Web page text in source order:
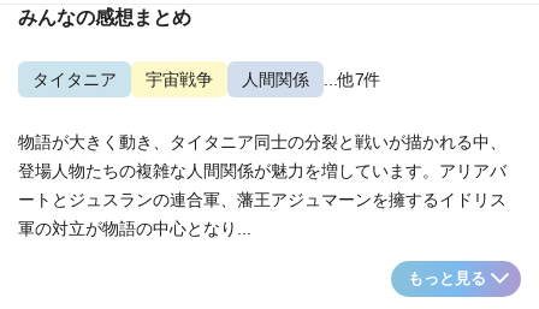
みんなの感想まとめ
タイタニア 宇宙戦争 人間関係 ...他7件
物語が大きく動き、タイタニア同士の分裂と戦いが描かれる中、
登場人物たちの複雑な人間関係が魅力を増しています。アリアバ
ートとジュスランの連合軍、藩王アジュマーンを擁するイドリス
軍の対立が物語の中心となり...
もっと見る